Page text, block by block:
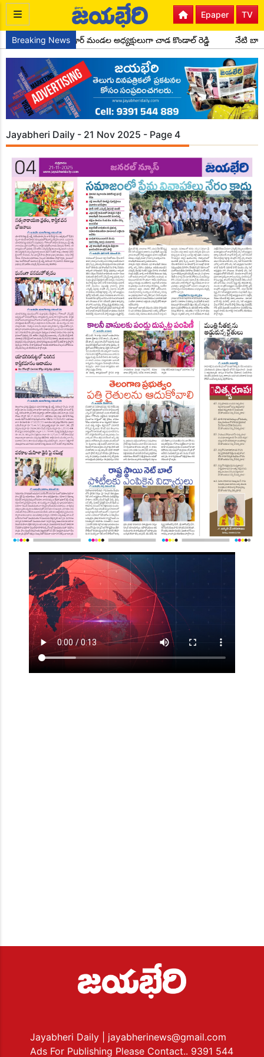
TV
Epaper
Breaking News
కాంగ్రెస్ పార్టీ సైదాపూర్ మండల అధ్యక్షులుగా చాడ కొండాల్ రెడ్డి నేటి
Jayabheri Daily - 21 Nov 2025 - Page 4
Jayabheri Daily
| jayabherinews@gmail.com
Ads For Publishing Please Contact.. 9391 544